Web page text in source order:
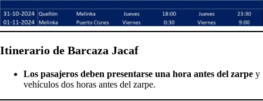
Itinerario de Barcaza Jacaf
Los pasajeros deben presentarse una hora antes del zarpe y
vehículos dos horas antes del zarpe.